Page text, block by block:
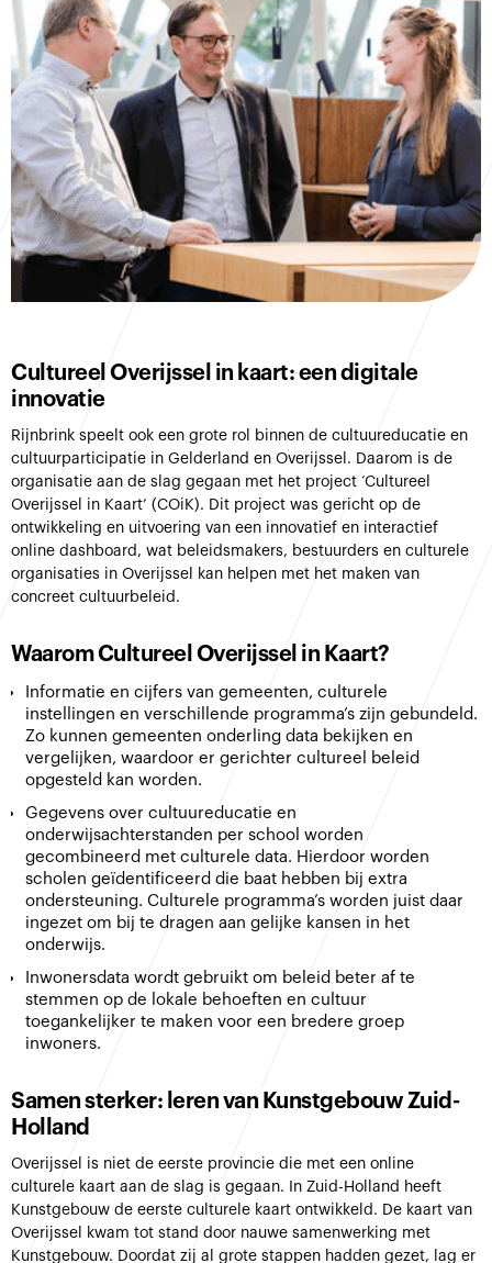
Cultureel Overijssel in kaart: een digitale
innovatie
Rijnbrink speelt ook een grote rol binnen de cultuureducatie en
cultuurparticipatie in Gelderland en Overijssel. Daarom is de
organisatie aan de slag gegaan met het project ‘Cultureel
Overijssel in Kaart’ (COiK). Dit project was gericht op de
ontwikkeling en uitvoering van een innovatief en interactief
online dashboard, wat beleidsmakers, bestuurders en culturele
organisaties in Overijssel kan helpen met het maken van
concreet cultuurbeleid.
Waarom Cultureel Overijssel in Kaart?
Informatie en cijfers van gemeenten, culturele
instellingen en verschillende programma’s zijn gebundeld.
Zo kunnen gemeenten onderling data bekijken en
vergelijken, waardoor er gerichter cultureel beleid
opgesteld kan worden.
Gegevens over cultuureducatie en
onderwijsachterstanden per school worden
gecombineerd met culturele data. Hierdoor worden
scholen geïdentificeerd die baat hebben bij extra
ondersteuning. Culturele programma’s worden juist daar
ingezet om bij te dragen aan gelijke kansen in het
onderwijs.
Inwonersdata wordt gebruikt om beleid beter af te
stemmen op de lokale behoeften en cultuur
toegankelijker te maken voor een bredere groep
inwoners.
Samen sterker: leren van Kunstgebouw Zuid-
Holland
Overijssel is niet de eerste provincie die met een online
culturele kaart aan de slag is gegaan. In Zuid-Holland heeft
Kunstgebouw de eerste culturele kaart ontwikkeld. De kaart van
Overijssel kwam tot stand door nauwe samenwerking met
Kunstgebouw. Doordat zij al grote stappen hadden gezet, lag er